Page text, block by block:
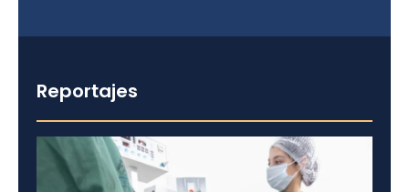
Reportajes